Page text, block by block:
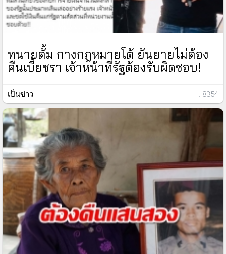
ทนายตั้ม กางกฎหมายโต้ ยันยายไม่ต้อง
คืนเบี้ยชรา เจ้าหน้าที่รัฐต้องรับผิดชอบ!
เป็นข่าว : 8354